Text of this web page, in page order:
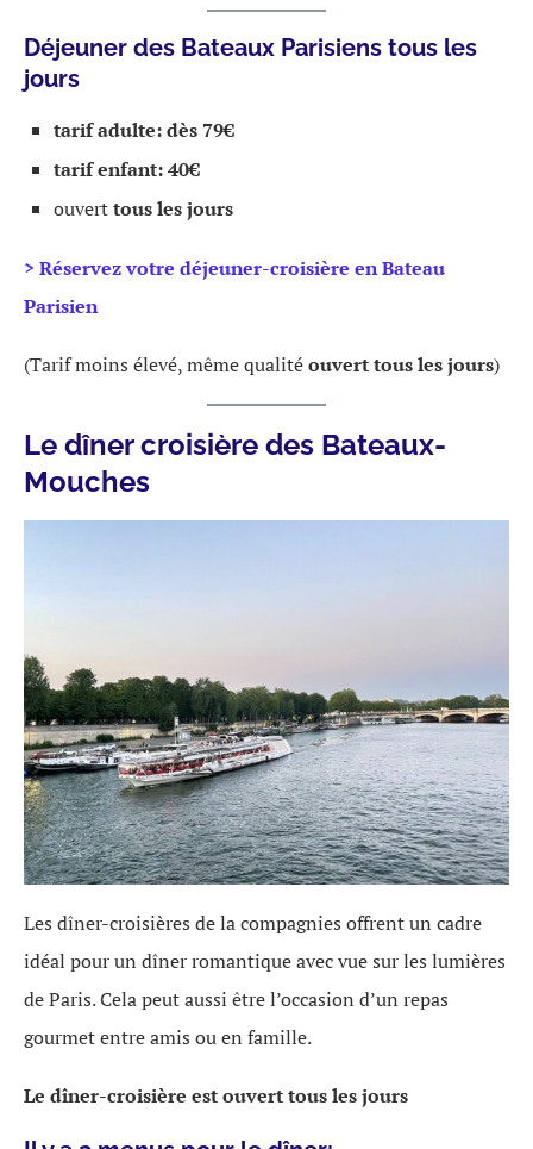
Déjeuner des Bateaux Parisiens tous les
jours
tarif adulte: dès 79€
tarif enfant: 40€
ouverttous les jours
> Réservez votre déjeuner-croisière en Bateau
Parisien
(Tarif moins élevé, même qualitéouvert tous les jours)
Le dîner croisière des Bateaux-
Mouches
Les dîner-croisières de la compagnies offrent un cadre
idéal pour un dîner romantique avec vue sur les lumières
de Paris. Cela peut aussi être l’occasion d’un repas
gourmet entre amis ou en famille.
Le dîner-croisière est ouvert tous les jours